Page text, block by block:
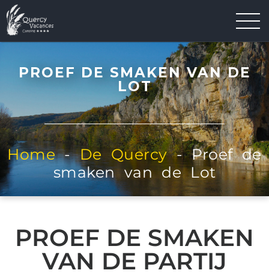
PROEF DE SMAKEN VAN DE
LOT
Home-De Quercy-Proef de
smaken van de Lot
PROEF DE SMAKEN
VAN DE PARTIJ